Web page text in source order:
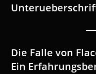
Die Falle von
Ein